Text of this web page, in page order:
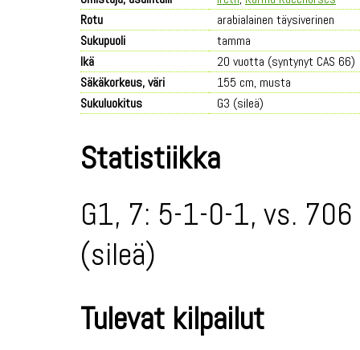
Rotu
arabialainen täysiverinen
Sukupuoli
tamma
Ikä
20 vuotta (syntynyt CAS 66)
Säkäkorkeus, väri
155 cm, musta
Sukuluokitus
G3 (sileä)
Statistiikka
G1, 7: 5-1-0-1, vs.
(sileä)
Tulevat kilpailut